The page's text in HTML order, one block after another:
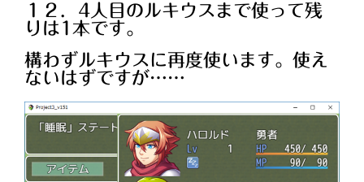
１２．4人目のルキウスまで使って残
りは1本です。
構わずルキウスに再度使います。使え
ないはずですが……